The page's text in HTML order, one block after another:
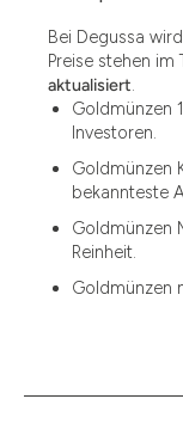
1.87
12.15
13.77
15.55
15.60
Bei Degussa
Preise stehen im
aktualisiert.
Goldmünzen
Investoren.
Goldmünzen
bekannteste
Goldmünzen
Reinheit.
Goldmünzen